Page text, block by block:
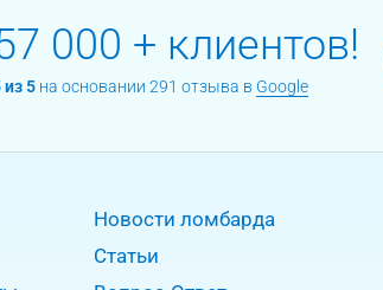
000 + клиентов!
из 5 на основании 291 отзыва в Google
Новости ломбарда
Статьи